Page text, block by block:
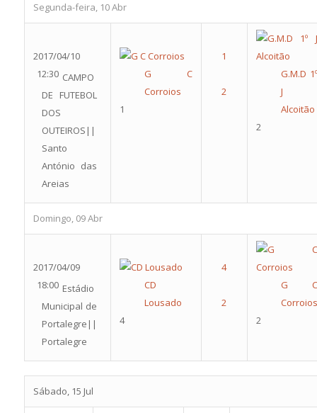
Segunda-feira, 10 Abr
2017/04/10
12:30 CAMPO
DE FUTEBOL
DOS
OUTEIROS||
Santo
António das
Areias
G C
Corroios
1
G.M.D 1º
J
Alcoitão
2
Domingo, 09 Abr
2017/04/09
18:00 Estádio
Municipal de
Portalegre||
Portalegre
CD
Lousado
4
G C
Corroios
2
Sábado, 15 Jul